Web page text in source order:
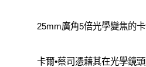
25mm廣角5倍光學變焦的
卡爾•蔡司憑藉其在光學鏡